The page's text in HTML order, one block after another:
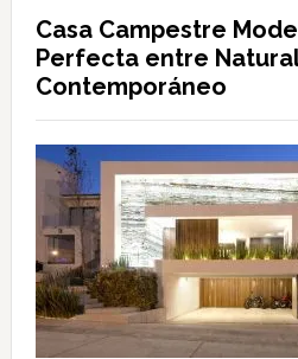
Casa Campestre
Perfecta entre
Contemporáneo